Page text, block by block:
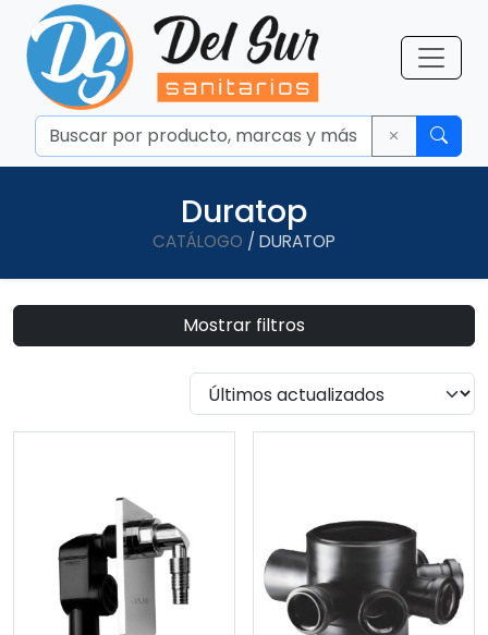
Duratop
CATÁLOGO / DURATOP
Mostrar filtros